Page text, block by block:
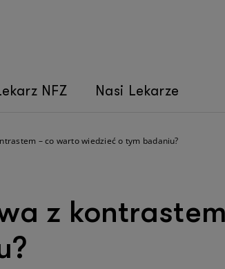
NFZ Nasi Lekarze
– co warto wiedzieć o tym badaniu?
z